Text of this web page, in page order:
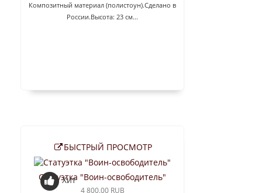
Композитный материал (полистоун).Сделано в
России.Высота: 23 см...
БЫСТРЫЙ ПРОСМОТР
Хит
Статуэтка "Воин-освободитель"
4 800.00 RUB